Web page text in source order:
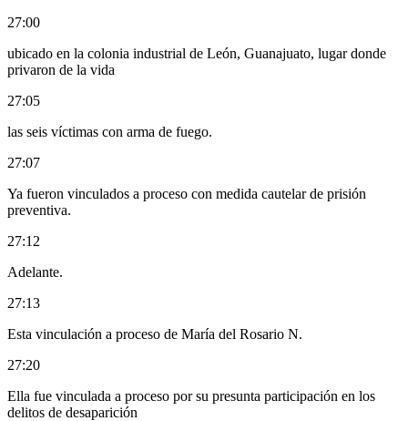
27:00
ubicado en la colonia industrial de León, Guanajuato, lugar donde
privaron de la vida
27:05
las seis víctimas con arma de fuego.
27:07
Ya fueron vinculados a proceso con medida cautelar de prisión
preventiva.
27:12
Adelante.
27:13
Esta vinculación a proceso de María del Rosario N.
27:20
Ella fue vinculada a proceso por su presunta participación en los
delitos de desaparición